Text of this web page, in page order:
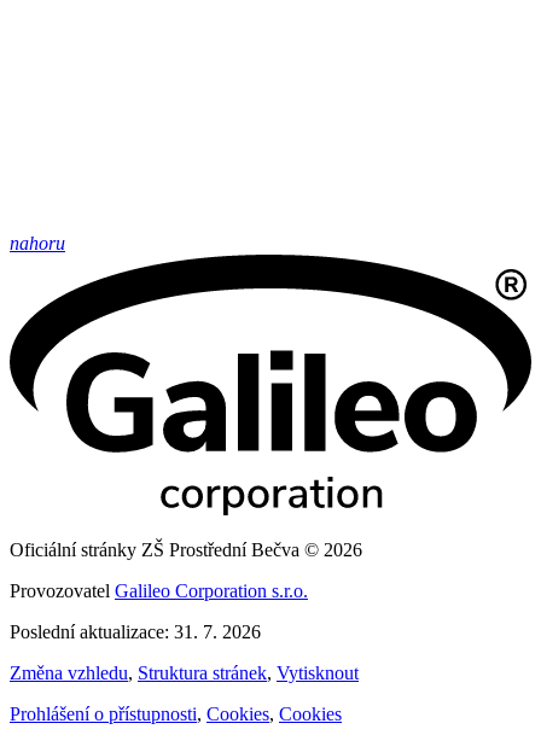
nahoru
Oficiální stránky ZŠ Prostřední Bečva © 2026
Provozovatel Galileo Corporation s.r.o.
Poslední aktualizace: 31. 7. 2026
Změna vzhledu, Struktura stránek, Vytisknout
Prohlášení o přístupnosti, Cookies, Cookies